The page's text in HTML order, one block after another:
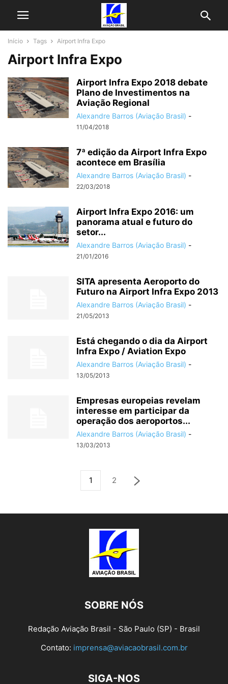
Início Tags Airport Infra Expo
Airport Infra Expo
Airport Infra Expo 2018 debate
Plano de Investimentos na
Aviação Regional
Alexandre Barros (Aviação Brasil) -
11/04/2018
7ª edição da Airport Infra Expo
acontece em Brasília
Alexandre Barros (Aviação Brasil) -
22/03/2018
Airport Infra Expo 2016: um
panorama atual e futuro do
setor...
Alexandre Barros (Aviação Brasil) -
21/01/2016
SITA apresenta Aeroporto do
Futuro na Airport Infra Expo 2013
Alexandre Barros (Aviação Brasil) -
21/05/2013
Está chegando o dia da Airport
Infra Expo / Aviation Expo
Alexandre Barros (Aviação Brasil) -
13/05/2013
Empresas europeias revelam
interesse em participar da
operação dos aeroportos...
Alexandre Barros (Aviação Brasil) -
13/03/2013
1 2
SOBRE NÓS
Redação Aviação Brasil - São Paulo (SP) - Brasil
Contato: imprensa@aviacaobrasil.com.br
SIGA-NOS